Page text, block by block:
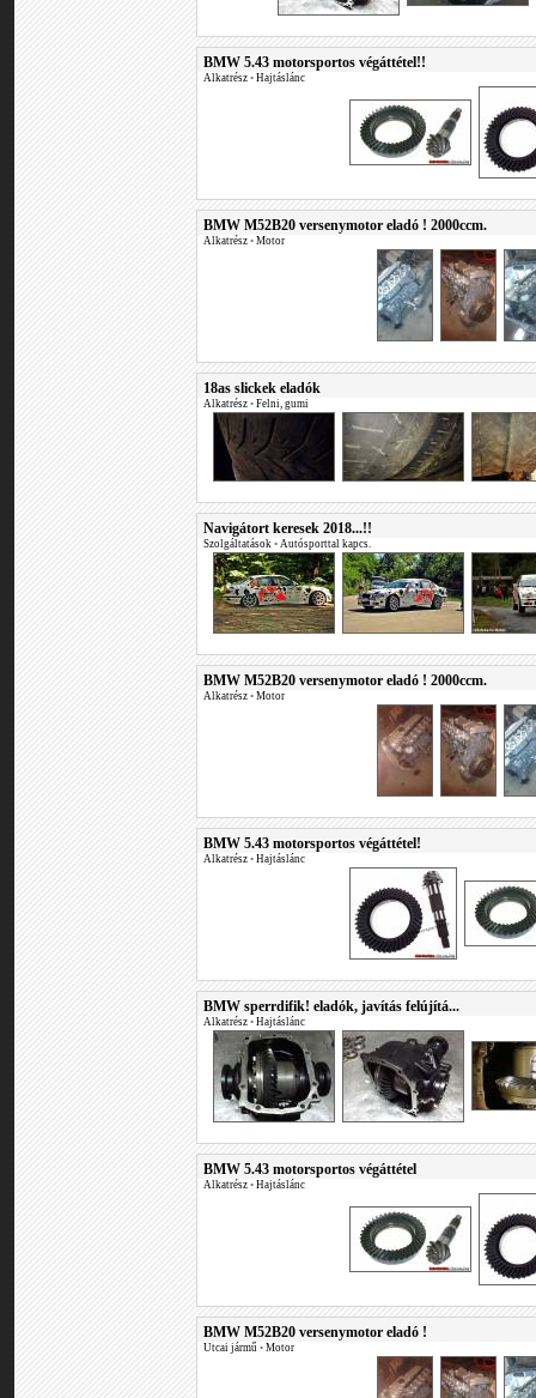
BMW 5.43 motorsportos végáttétel!!
Alkatrész • Hajtáslánc
BMW M52B20 versenymotor eladó ! 2000ccm.
Alkatrész • Motor
18as slickek eladók
Alkatrész • Felni, gumi
Navigátort keresek 2018...!!
Szolgáltatások • Autósporttal kapcs.
BMW M52B20 versenymotor eladó ! 2000ccm.
Alkatrész • Motor
BMW 5.43 motorsportos végáttétel!
Alkatrész • Hajtáslánc
BMW sperrdifik! eladók, javítás felújítá...
Alkatrész • Hajtáslánc
BMW 5.43 motorsportos végáttétel
Alkatrész • Hajtáslánc
BMW M52B20 versenymotor eladó !
Utcai jármű • Motor